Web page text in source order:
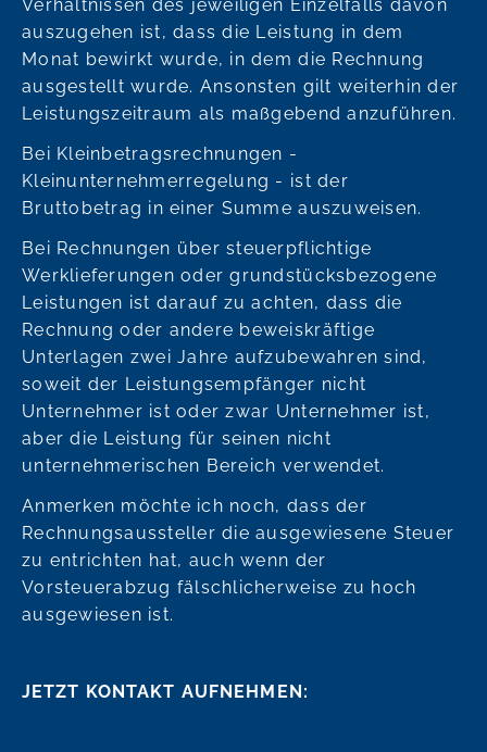
Verhältnissen des jeweiligen Einzelfalls davon
auszugehen ist, dass die Leistung in dem
Monat bewirkt wurde, in dem die Rechnung
ausgestellt wurde. Ansonsten gilt weiterhin der
Leistungszeitraum als maßgebend anzuführen.
Bei Kleinbetragsrechnungen -
Kleinunternehmerregelung - ist der
Bruttobetrag in einer Summe auszuweisen.
Bei Rechnungen über steuerpflichtige
Werklieferungen oder grundstücksbezogene
Leistungen ist darauf zu achten, dass die
Rechnung oder andere beweiskräftige
Unterlagen zwei Jahre aufzubewahren sind,
soweit der Leistungsempfänger nicht
Unternehmer ist oder zwar Unternehmer ist,
aber die Leistung für seinen nicht
unternehmerischen Bereich verwendet.
Anmerken möchte ich noch, dass der
Rechnungsaussteller die ausgewiesene Steuer
zu entrichten hat, auch wenn der
Vorsteuerabzug fälschlicherweise zu hoch
ausgewiesen ist.
JETZT KONTAKT AUFNEHMEN: